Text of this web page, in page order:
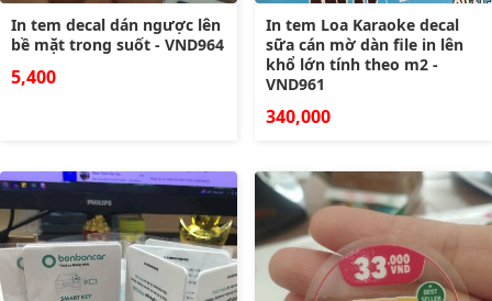
In tem decal dán ngược lên
bề mặt trong suốt - VND964
5,400
In tem Loa Karaoke decal
sữa cán mờ dàn file in lên
khổ lớn tính theo m2 -
VND961
340,000